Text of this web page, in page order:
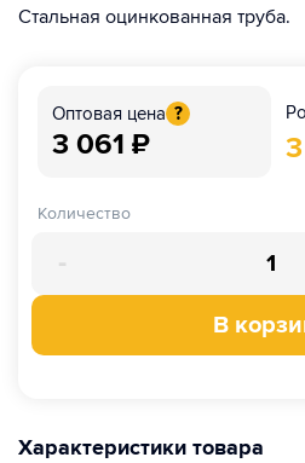
Стальная оцинкованная труба.
Оптовая цена ?
3 061 ₽
Количество
-
В
Характеристики товара